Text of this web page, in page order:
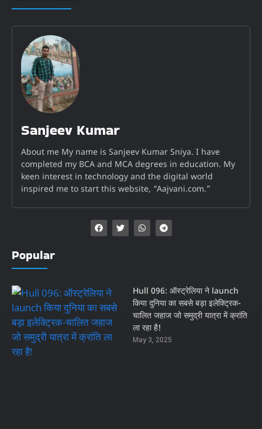
Sanjeev Kumar
About me My name is Sanjeev Kumar Sniya. I have
completed my BCA and MCA degrees in education. My
keen interest in technology and the digital world
inspired me to start this website, “Aajvani.com.”
Popular
Hull 096: ऑस्ट्रेलिया ने launch
किया दुनिया का सबसे बड़ा इलेक्ट्रिक-
चालित जहाज जो समुद्री यात्रा में क्रांति
ला रहा है!
May 3, 2025